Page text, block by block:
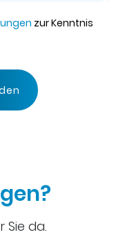
zur Kenntnis
Sie da.